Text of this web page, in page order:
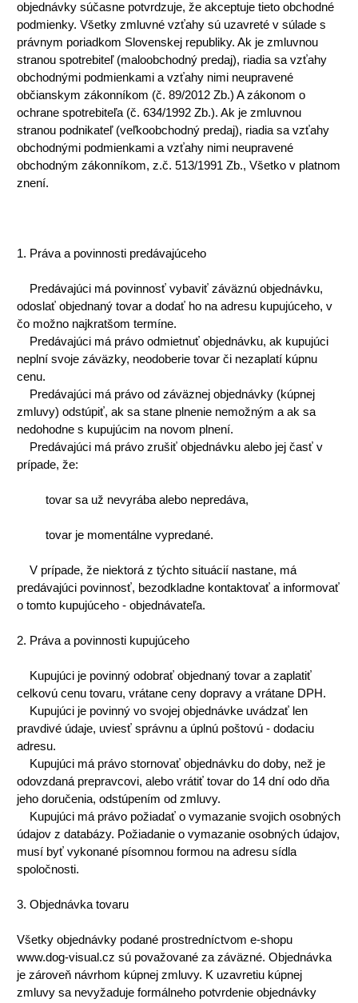
objednávky súčasne potvrdzuje, že akceptuje tieto obchodné
podmienky. Všetky zmluvné vzťahy sú uzavreté v súlade s
právnym poriadkom Slovenskej republiky. Ak je zmluvnou
stranou spotrebiteľ (maloobchodný predaj), riadia sa vzťahy
obchodnými podmienkami a vzťahy nimi neupravené
občianskym zákonníkom (č. 89/2012 Zb.) A zákonom o
ochrane spotrebiteľa (č. 634/1992 Zb.). Ak je zmluvnou
stranou podnikateľ (veľkoobchodný predaj), riadia sa vzťahy
obchodnými podmienkami a vzťahy nimi neupravené
obchodným zákonníkom, z.č. 513/1991 Zb., Všetko v platnom
znení.
1. Práva a povinnosti predávajúceho
Predávajúci má povinnosť vybaviť záväznú objednávku,
odoslať objednaný tovar a dodať ho na adresu kupujúceho, v
čo možno najkratšom termíne.
Predávajúci má právo odmietnuť objednávku, ak kupujúci
neplní svoje záväzky, neodoberie tovar či nezaplatí kúpnu
cenu.
Predávajúci má právo od záväznej objednávky (kúpnej
zmluvy) odstúpiť, ak sa stane plnenie nemožným a ak sa
nedohodne s kupujúcim na novom plnení.
Predávajúci má právo zrušiť objednávku alebo jej časť v
prípade, že:
tovar sa už nevyrába alebo nepredáva,
tovar je momentálne vypredané.
V prípade, že niektorá z týchto situácií nastane, má
predávajúci povinnosť, bezodkladne kontaktovať a informovať
o tomto kupujúceho - objednávateľa.
2. Práva a povinnosti kupujúceho
Kupujúci je povinný odobrať objednaný tovar a zaplatiť
celkovú cenu tovaru, vrátane ceny dopravy a vrátane DPH.
Kupujúci je povinný vo svojej objednávke uvádzať len
pravdivé údaje, uviesť správnu a úplnú poštovú - dodaciu
adresu.
Kupujúci má právo stornovať objednávku do doby, než je
odovzdaná prepravcovi, alebo vrátiť tovar do 14 dní odo dňa
jeho doručenia, odstúpením od zmluvy.
Kupujúci má právo požiadať o vymazanie svojich osobných
údajov z databázy. Požiadanie o vymazanie osobných údajov,
musí byť vykonané písomnou formou na adresu sídla
spoločnosti.
3. Objednávka tovaru
Všetky objednávky podané prostredníctvom e-shopu
www.dog-visual.cz sú považované za záväzné. Objednávka
je zároveň návrhom kúpnej zmluvy. K uzavretiu kúpnej
zmluvy sa nevyžaduje formálneho potvrdenie objednávky